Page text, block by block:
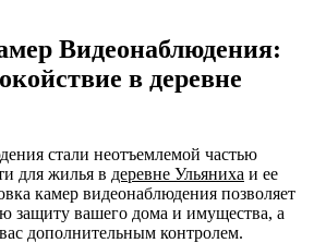
Видеонаблюдения:
в деревне
стали неотъемлемой частью
для жилья в деревне Ульяниха и ее
камер видеонаблюдения позволяет
защиту вашего дома и имущества, а
дополнительным контролем.